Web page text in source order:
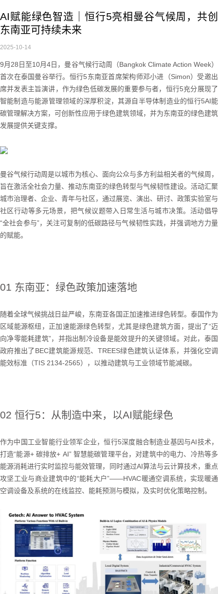
AI赋能绿色智造｜恒行5亮相曼谷气候周，共创
东南亚可持续未来
2025-10-14
9月28日至10月4日，曼谷气候行动周（Bangkok Climate Action Week）
首次在泰国曼谷举行。恒行5东南亚首席架构师邓小进（Simon）受邀出
席并发表主旨演讲，作为绿色低碳发展的重要参与者，恒行5充分展现了
智能制造与能源管理领域的深厚积淀，其源自半导体制造业的恒行5AI能
碳管理解决方案，可创新性应用于绿色建筑领域，并为东南亚的绿色建筑
发展提供关键支撑。
曼谷气候行动周是以城市为核心、面向公众与多方利益相关者的气候周，
旨在激活全社会力量、推动东南亚的绿色转型与气候韧性建设。活动汇聚
城市治理者、企业、青年与社区，通过展览、演出、研讨、政策实验室与
社区行动等多元场景，把气候议题带入日常生活与城市决策。活动倡导
“全社会参与”，关注可复制的低碳路径与气候韧性实践，并强调地方力量
的赋能。
01 东南亚：绿色政策加速落地
随着全球气候挑战日益严峻，东南亚各国正加速推进绿色转型。泰国作为
区域能源枢纽，正加速能源绿色转型，尤其是绿色建筑方面，提出了“迈
向净零能耗建筑”，并指出制冷设备是能效提升的关键领域。对此，泰国
政府推出了BEC建筑能源规范、TREES绿色建筑认证体系，并强化空调
能效标准（TIS 2134-2565），以推动建筑与工业领域节能减碳。
02 恒行5：从制造中来，以AI赋能绿色
作为中国工业智能行业领军企业，恒行5深度融合制造业基因与AI技术，
打造“能源+ 碳排放+ AI” 智慧能碳管理平台，对建筑中的电力、冷热等多
能源消耗进行实时监控与能效管理，同时通过AI算法与云计算技术，重点
攻坚工业与商业建筑中的“能耗大户”——HVAC暖通空调系统，实现暖通
空调设备及系统的在线监控、能耗预测与模拟，及实时优化策略控制。